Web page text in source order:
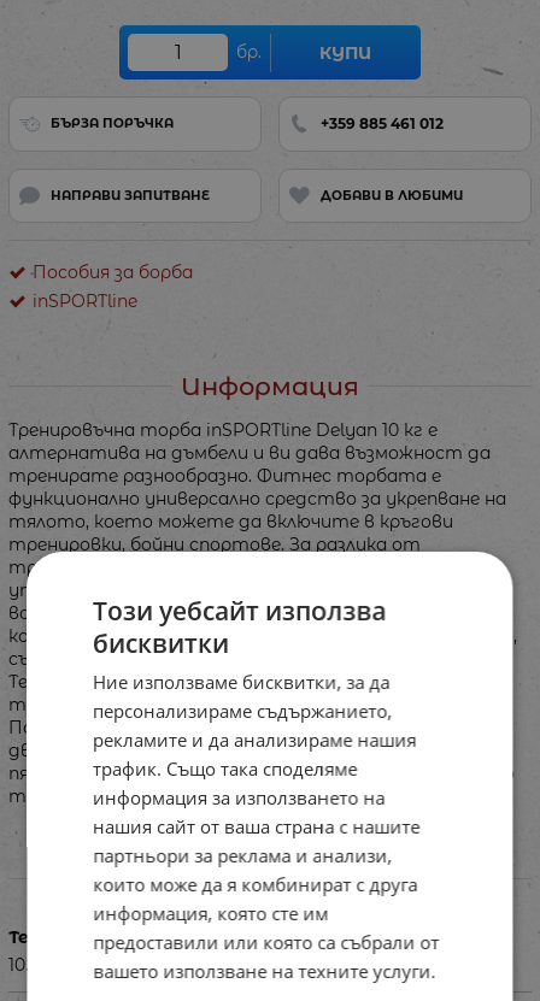
бр. КУПИ
БЪРЗА ПОРЪЧКА +359 885 461 012
НАПРАВИ ЗАПИТВАНЕ ДОБАВИ В ЛЮБИМИ
Пособия за борба
inSPORTline
Информация
Тренировъчна торба inSPORTline Delyan 10 кг е
алтернатива на дъмбели и ви дава възможност да
тренирате разнообразно. Фитнес торбата е
функционално универсално средство за укрепване на
тялото, което можете да включите в кръгови
тренировки, бойни спортове. За разлика от
традиционните тренировки с тежести, при
упражнения с торба за тренировки активирате
всички мускулни влакна, включително и дълбоките,
което води до равномерно укрепване на цялото тяло,
сърдечно-съдовата система и белите дробове.
Техническо описание: • Универсална тренировъчна
торба; • Подходяща за функционални тренировки; •
Подходяща за трениране на бойни спортове; • Здрави
двойни шевове; • Материал: PVC, PP пяна; • Пълнеж:
пясък с високо съдържание на желязо; • Калибрирана по
тегло; • Тегло: 10 кг.
Характеристики
Тегло в кг
10.000
Този уебсайт използва
бисквитки
Ние използваме бисквитки, за да
персонализираме съдържанието,
рекламите и да анализираме нашия
трафик. Също така споделяме
информация за използването на
нашия сайт от ваша страна с нашите
партньори за реклама и анализи,
които може да я комбинират с друга
информация, която сте им
предоставили или която са събрали от
вашето използване на техните услуги.